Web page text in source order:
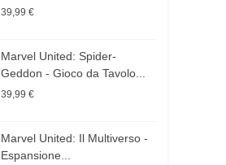
39,99 €
Marvel United: Spider-
Geddon - Gioco da Tavolo...
39,99 €
Marvel United: Il Multiverso -
Espansione...